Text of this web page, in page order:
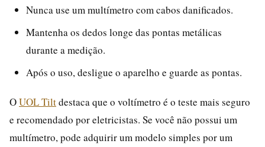
Nunca use um multímetro com cabos danificados.
Mantenha os dedos longe das pontas metálicas
durante a medição.
Após o uso, desligue o aparelho e guarde as pontas.
OUOL Tiltdestaca que o voltímetro é o teste mais seguro
e recomendado por eletricistas. Se você não possui um
multímetro, pode adquirir um modelo simples por um